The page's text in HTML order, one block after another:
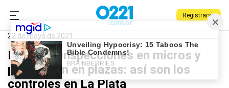
Registrarse
0221.com.ar
Coronavirus
22 de mayo de 2021
Retenes, inspecciones en micros y
prevención en plazas: así son los
controles en La Plata